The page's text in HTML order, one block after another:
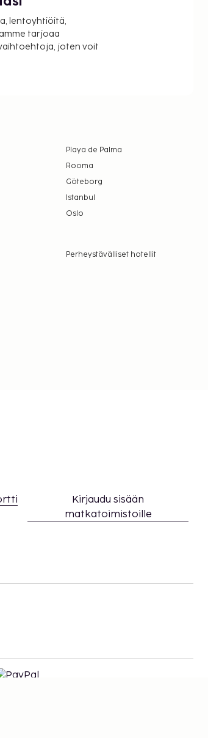
lentoyhtiöitä,
tarjoaa
joten voit
Playa de Palma
Rooma
Göteborg
Istanbul
Oslo
Perheystävälliset hotellit
Kirjaudu sisään
matkatoimistoille